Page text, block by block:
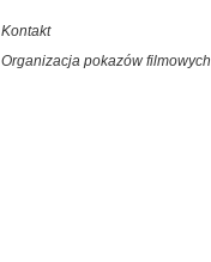
Kontakt
Organizacja pokazów filmowych